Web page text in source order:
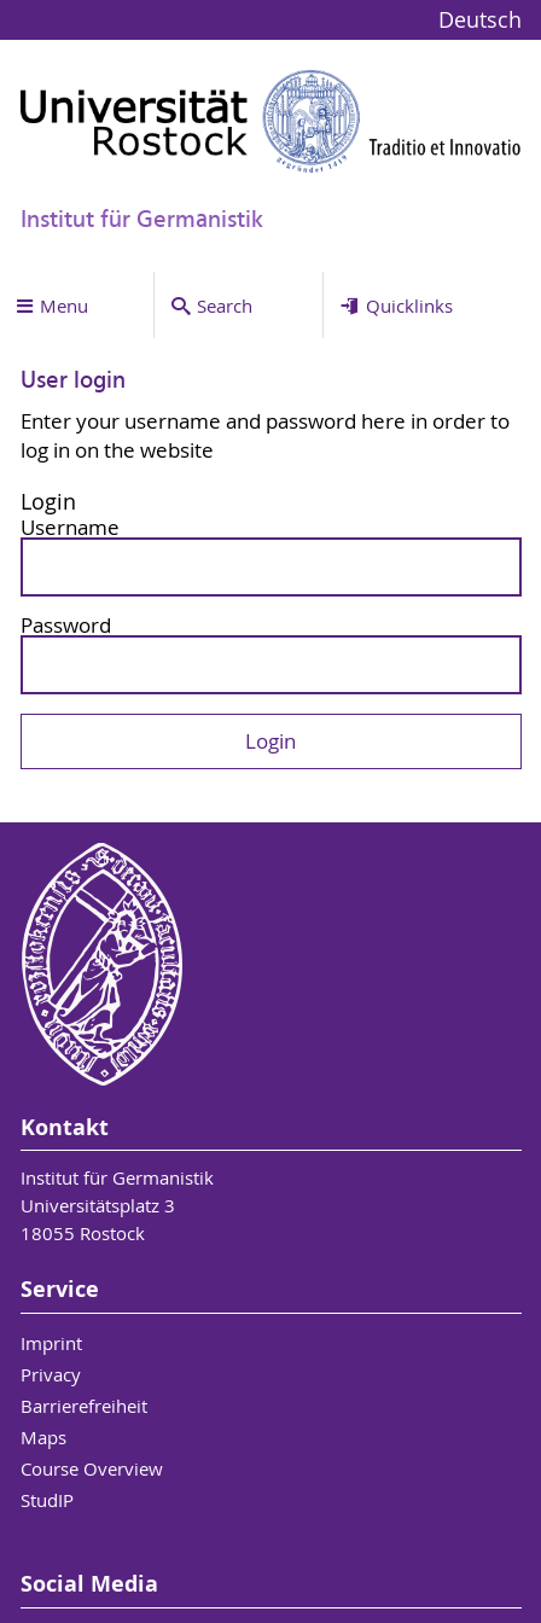
Deutsch
Institut für Germanistik
Menu Search Quicklinks
User login
Enter your username and password here in order to
log in on the website
Login
Username
Password
Kontakt
Institut für Germanistik
Universitätsplatz 3
18055 Rostock
Service
Imprint
Privacy
Barrierefreiheit
Maps
Course Overview
StudIP
Social Media